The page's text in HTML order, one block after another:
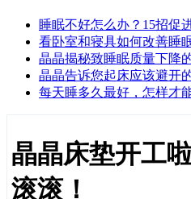
睡眠不好怎么办？15招促
看卧室和寝具如何改善睡
晶晶揭秘致睡眠质量下降
晶晶告诉您起床应该避开
每天睡多久最好，怎样才
晶晶床垫开工
滚滚！